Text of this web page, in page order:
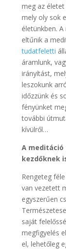
meg az
mely oly sok
életünkben.
eltűnik a
tudatfeletti
áramlunk,
irányítást,
leszokunk
időzzünk és
fényünket
további
kívülről…
A
kezdőknek
Rengeteg
van vezetett
egyszerűen
saját
megfigyelés
el, lehetőleg